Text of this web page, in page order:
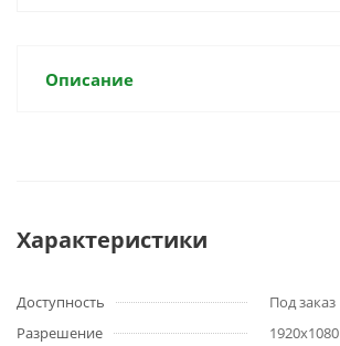
Описание
Характеристики
Доступность
Под заказ
Разрешение
1920x1080